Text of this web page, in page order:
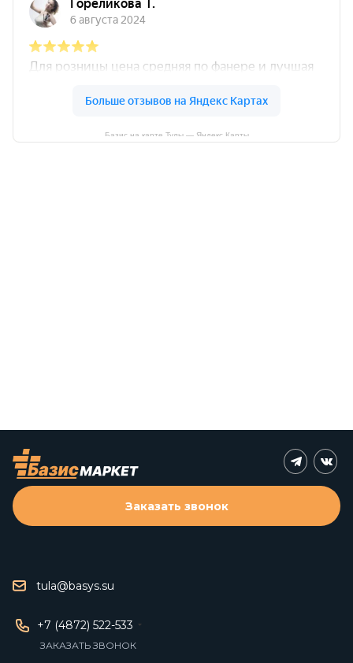
Базис на карте Тулы — Яндекс Карты
tula@basys.su
+7 (4872) 522-533
ЗАКАЗАТЬ ЗВОНОК
Заказать звонок